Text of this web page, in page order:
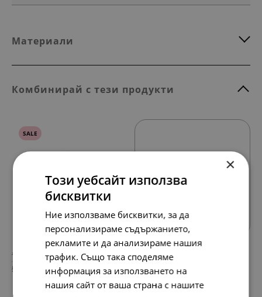
Материали
Комбинирай с тези продукти
SALE
107. лв. 68. лв.
55. 35. €
×
Този уебсайт използва
бисквитки
Ние използваме бисквитки, за да
персонализираме съдържанието,
рекламите и да анализираме нашия
трафик. Също така споделяме
информация за използването на
нашия сайт от ваша страна с нашите